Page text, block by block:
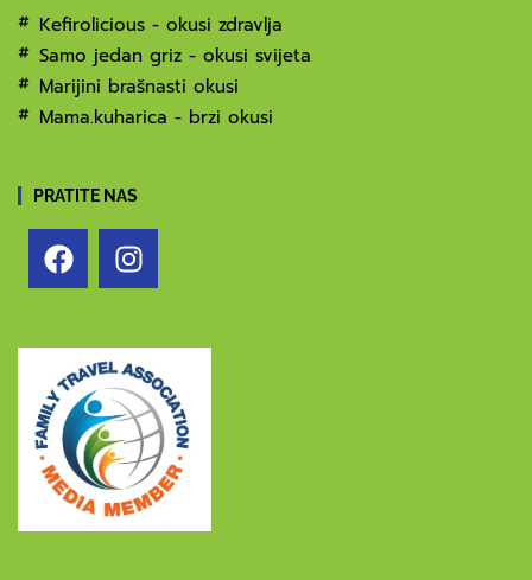
Kefirolicious - okusi zdravlja
Samo jedan griz - okusi svijeta
Marijini brašnasti okusi
Mama.kuharica - brzi okusi
PRATITE NAS